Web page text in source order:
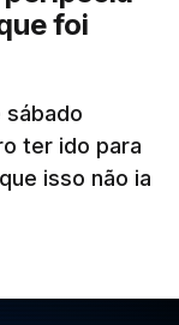
foi
sábado
ter ido para
isso não ia